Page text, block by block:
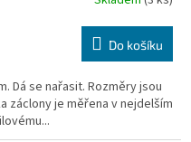
Do košíku
Dá se nařasit. Rozměry jsou
záclony je měřena v nejdelším